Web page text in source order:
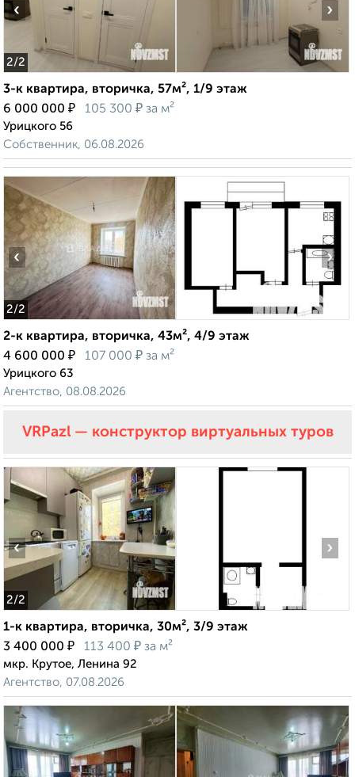
2/2
‹ ›
3-к квартира, вторичка, 57м², 1/9 этаж
6 000 000 ₽ 105 300 ₽ за м²
Урицкого 56
Собственник, 06.08.2026
2/2
‹ ›
2-к квартира, вторичка, 43м², 4/9 этаж
4 600 000 ₽ 107 000 ₽ за м²
Урицкого 63
Агентство, 08.08.2026
VRPazl — конструктор виртуальных туров
2/2
‹ ›
1-к квартира, вторичка, 30м², 3/9 этаж
3 400 000 ₽ 113 400 ₽ за м²
мкр. Крутое, Ленина 92
Агентство, 07.08.2026